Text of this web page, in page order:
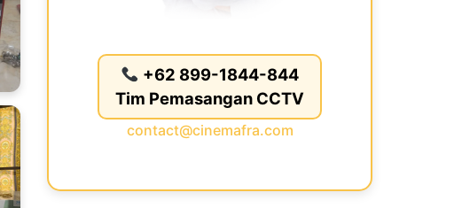
+62 899-1844-844
Tim Pemasangan CCTV
contact@cinemafra.com